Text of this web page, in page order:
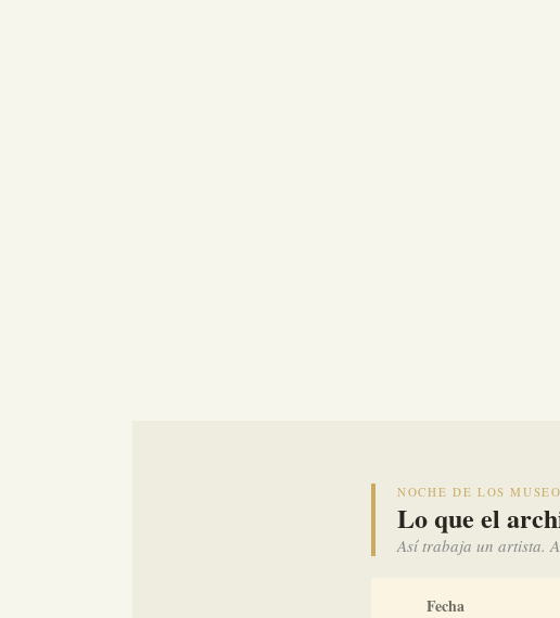
NOCHE DE LOS
Lo que el
Así trabaja un artista.
Fecha